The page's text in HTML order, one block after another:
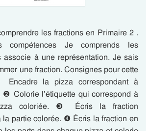
les fractions en Primaire 2 .
compétences Je comprends les
associe à une représentation. Je sais
une fraction. Consignes pour cette
la pizza correspondant à
❷ Colorie l’étiquette qui correspond à
coloriée. ❸ Écris la fraction
la partie colorée. ❹ Écris la fraction en